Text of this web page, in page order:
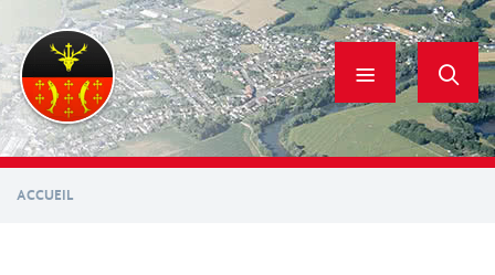
contenu
principal
ACCUEIL